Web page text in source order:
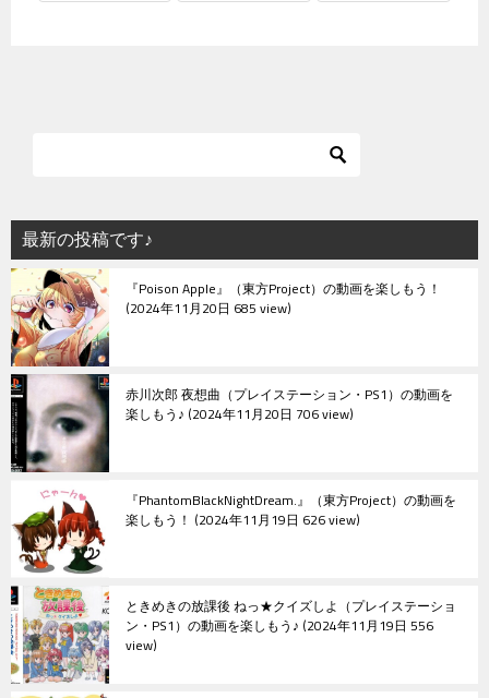
最新の投稿です♪
『Poison Apple』（東方Project）の動画を楽しもう！
2024年11月20日 685 view
赤川次郎 夜想曲（プレイステーション・PS1）の動画を
楽しもう♪ 2024年11月20日 706 view
『PhantomBlackNightDream.』（東方Project）の動画を
楽しもう！ 2024年11月19日 626 view
ときめきの放課後 ねっ★クイズしよ（プレイステーショ
ン・PS1）の動画を楽しもう♪ 2024年11月19日 556
view